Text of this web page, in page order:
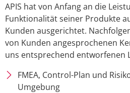
APIS hat von Anfang an die
Funktionalität seiner Produkte
Kunden ausgerichtet.
von Kunden angesprochenen
uns entsprechend entworfenen
FMEA, Control-Plan und
Umgebung